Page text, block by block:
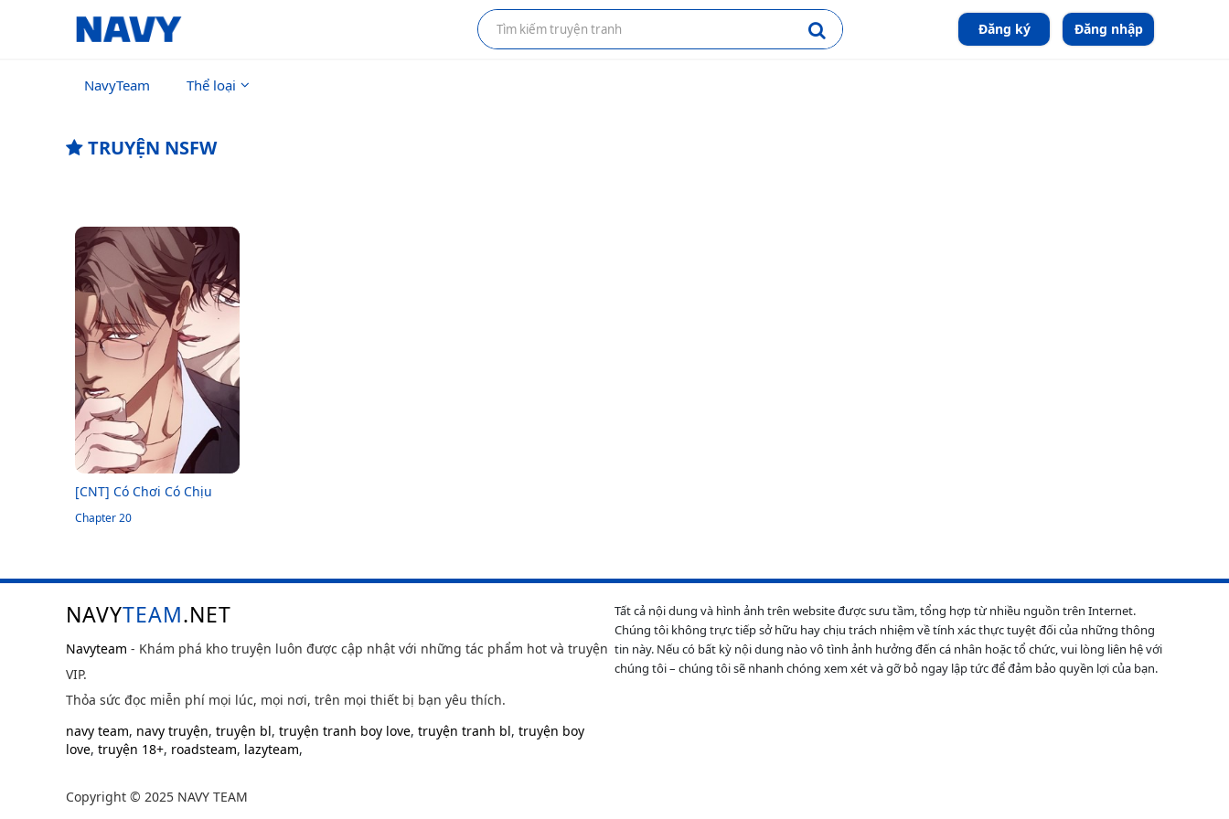
Đăng ký Đăng nhập
NavyTeam Thể loại
TRUYỆN NSFW
[CNT] Có Chơi Có Chịu
Chapter 20
NAVYTEAM.NET
Navyteam - Khám phá kho truyện luôn được cập nhật với những tác phẩm hot và truyện
VIP.
Thỏa sức đọc miễn phí mọi lúc, mọi nơi, trên mọi thiết bị bạn yêu thích.
navy team, navy truyện, truyện bl, truyện tranh boy love, truyện tranh bl, truyện boy
love, truyện 18+, roadsteam, lazyteam,
Copyright © 2025 NAVY TEAM
Tất cả nội dung và hình ảnh trên website được sưu tầm, tổng hợp từ nhiều nguồn trên Internet.
Chúng tôi không trực tiếp sở hữu hay chịu trách nhiệm về tính xác thực tuyệt đối của những thông
tin này. Nếu có bất kỳ nội dung nào vô tình ảnh hưởng đến cá nhân hoặc tổ chức, vui lòng liên hệ với
chúng tôi – chúng tôi sẽ nhanh chóng xem xét và gỡ bỏ ngay lập tức để đảm bảo quyền lợi của bạn.